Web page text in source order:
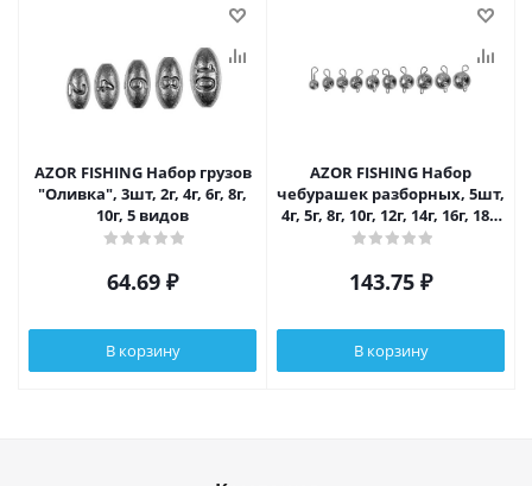
AZOR FISHING Набор грузов
"Оливка", 3шт, 2г, 4г, 6г, 8г,
10г, 5 видов
64.69 ₽
В корзину
AZOR FISHING Набор
чебурашек разборных, 5шт,
4г, 5г, 8г, 10г, 12г, 14г, 16г, 18г,
20, 24г, 10 видов
143.75 ₽
В корзину